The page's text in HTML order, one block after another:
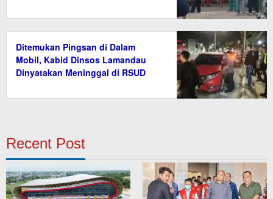
Ditemukan Pingsan di Dalam
Mobil, Kabid Dinsos Lamandau
Dinyatakan Meninggal di RSUD
Recent Post